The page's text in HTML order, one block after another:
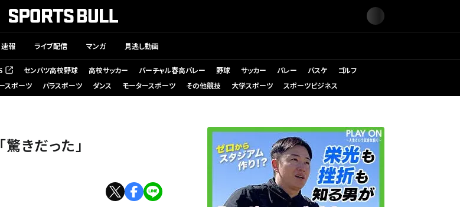
速報 ライブ配信 マンガ 見逃し動画
） センバツ高校野球 高校サッカー バーチャル春高バレー 野球 サッカー バレー バスケ
ゴルフ
スポーツ パラスポーツ ダンス モータースポーツ その他競技 大学スポーツ スポーツビジネス
きだった」